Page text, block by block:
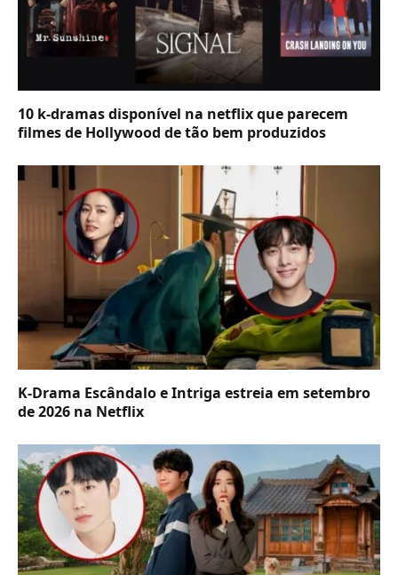
10 k-dramas disponível na netflix que parecem
filmes de Hollywood de tão bem produzidos
K-Drama Escândalo e Intriga estreia em setembro
de 2026 na Netflix